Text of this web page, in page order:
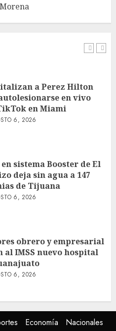
a persona por
cobrar cheque falso
6, 2026
a Perez Hilton
en vivo
en Miami
6, 2026
sistema Booster de El
deja sin agua a 147
de Tijuana
6, 2026
obrero y empresarial
al IMSS nuevo hospital
6, 2026
Marín aspira a la
Economía
Nacionales